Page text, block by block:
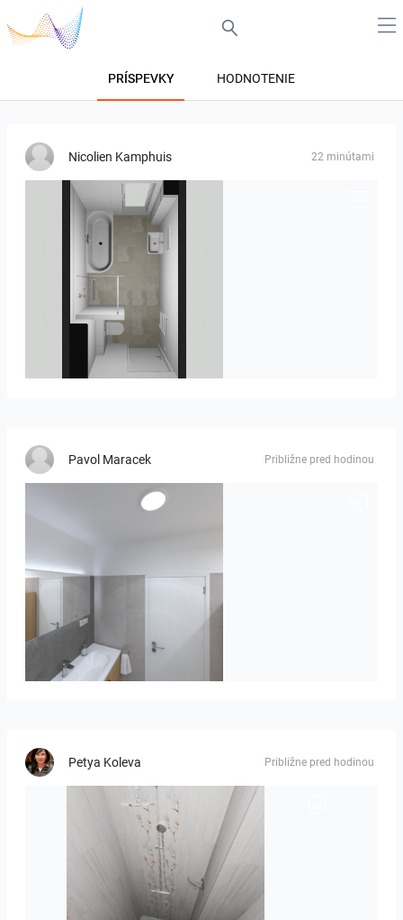
PRÍSPEVKY HODNOTENIE
Nicolien Kamphuis 22 minútami
25-5010 bnr 90
Pavol Maracek Približne pred hodinou
Róža-05
Petya Koleva Približne pred hodinou